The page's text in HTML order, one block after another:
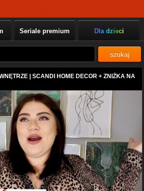
Seriale premium Dla dzieci
szukaj
| SCANDI HOME DECOR + ZNIŻKA NA